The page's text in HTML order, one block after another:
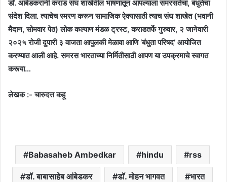
डॉ. आंबेडकरांनी कराड संघ शाखेतील भाषणातून आपल्याला समरसतेचा, बंधुतेचा
संदेश दिला. त्याचेच स्मरण करून सामाजिक ऐक्यासाठी त्याच संघ शाखेत (भवानी
मैदान, सोमवार पेठ) लोक कल्याण मंडळ ट्रस्ट, कराडतर्फे गुरुवार, २ जानेवारी
२०२५ रोजी दुपारी ३ वाजता आपुलकी मेळावा आणि ‘बंधुता परिषद’ आयोजित
करण्यात आली आहे. समरस भारताच्या निर्मितीसाठी आपण या उपक्रमाचे स्वागत
करूया…
लेखक :- चारुदत्त कहू
Babasaheb Ambedkar hindu rss
डॉ. बाबासाहेब आंबेडकर डॉ. मोहन भागवत भारत